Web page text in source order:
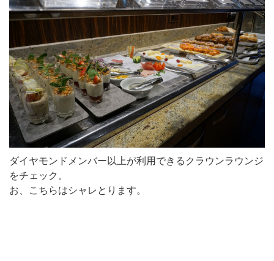
ダイヤモンドメンバー以上が利用できるクラウンラウンジ
をチェック。
お、こちらはシャレとります。